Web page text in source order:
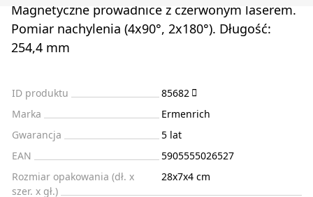
Magnetyczne prowadnice z czerwonym laserem.
Pomiar nachylenia (4x90°, 2x180°). Długość:
254,4 mm
ID produktu
85682
Marka
Ermenrich
Gwarancja
5 lat
EAN
5905555026527
Rozmiar opakowania (dł. x
szer. x gł.)
28x7x4 cm